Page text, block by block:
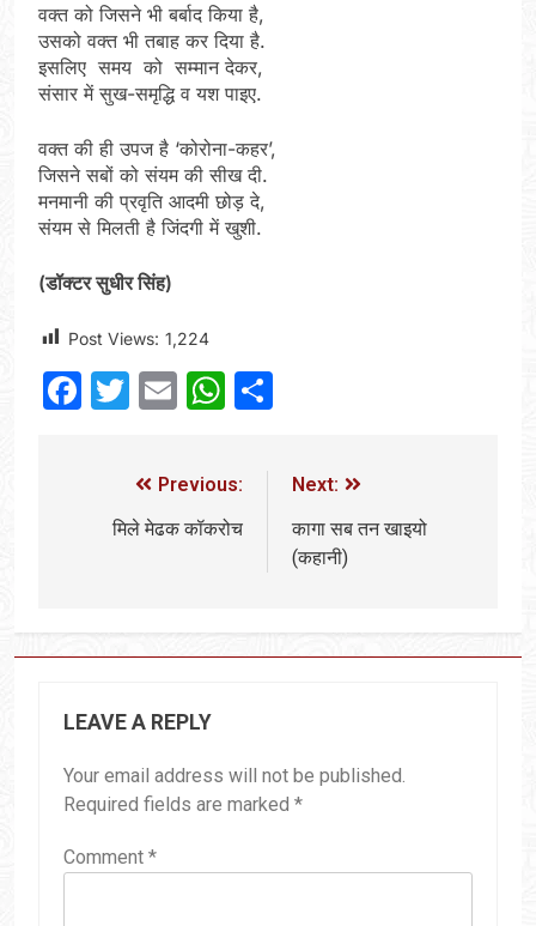
वक्त को जिसने भी बर्बाद किया है,
उसको वक्त भी तबाह कर दिया है.
इसलिए समय को सम्मान देकर,
संसार में सुख-समृद्धि व यश पाइए.
वक्त की ही उपज है ‘कोरोना-कहर’,
जिसने सबों को संयम की सीख दी.
मनमानी की प्रवृति आदमी छोड़ दे,
संयम से मिलती है जिंदगी में खुशी.
(डॉक्टर सुधीर सिंह)
Post Views: 1,224
Facebook
Twitter
EmailWhatsApp
Previous:
मिले मेढक कॉकरोच
Next:
कागा सब तन खाइयो
(कहानी)
LEAVE A REPLY
Your email address will not be published.
Required fields are marked *
Comment *